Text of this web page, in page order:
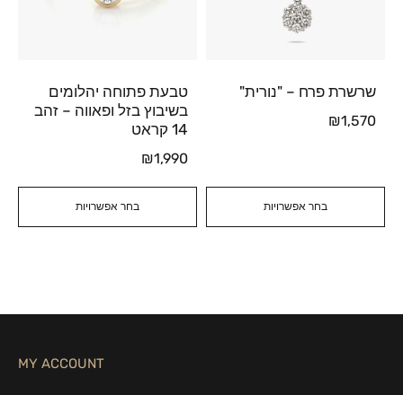
בחר אפשרויות
שרשרת פרח – "נורית"
₪1,570
בחר אפשרויות
טבעת פתוחה יהלומים
בשיבוץ בזל ופאווה – זהב
14 קראט
₪1,990
MY ACCOUNT